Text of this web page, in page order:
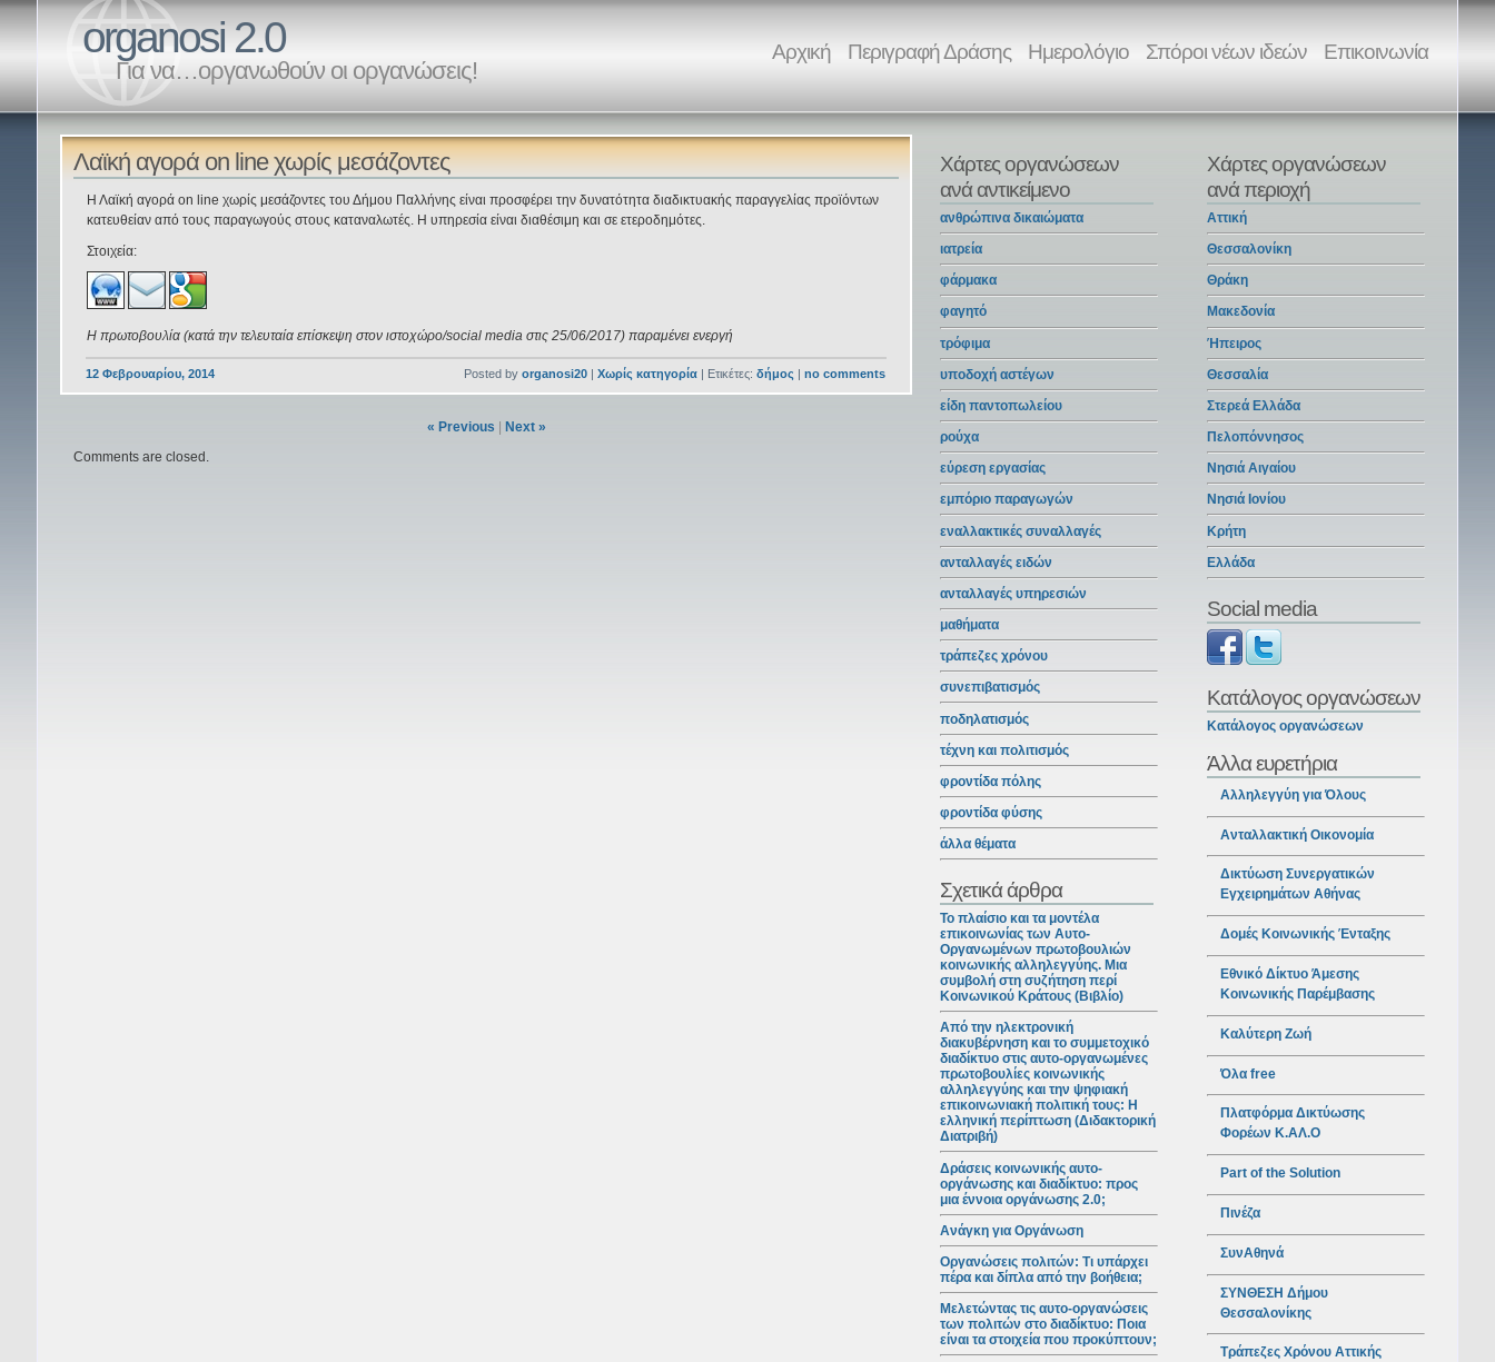
organosi 2.0
Για να…οργανωθούν οι οργανώσεις!
Αρχική Περιγραφή Δράσης Ημερολόγιο Σπόροι νέων ιδεών Επικοινωνία
Λαϊκή αγορά on line χωρίς μεσάζοντες
Η Λαϊκή αγορά on line χωρίς μεσάζοντες του Δήμου Παλλήνης είναι προσφέρει την δυνατότητα διαδικτυακής παραγγελίας προϊόντων
κατευθείαν από τους παραγωγούς στους καταναλωτές. Η υπηρεσία είναι διαθέσιμη και σε ετεροδημότες.
Στοιχεία:
Η πρωτοβουλία (κατά την τελευταία επίσκεψη στον ιστοχώρο/social media στις 25/06/2017) παραμένει ενεργή
12 Φεβρουαρίου, 2014 Posted byorganosi20 |Χωρίς κατηγορία | Ετικέτες:δήμος |no comments
« Previous | Next »
Comments are closed.
Χάρτες οργανώσεων
ανά αντικείμενο
ανθρώπινα δικαιώματα
ιατρεία
φάρμακα
φαγητό
τρόφιμα
υποδοχή αστέγων
είδη παντοπωλείου
ρούχα
εύρεση εργασίας
εμπόριο παραγωγών
εναλλακτικές συναλλαγές
ανταλλαγές ειδών
ανταλλαγές υπηρεσιών
μαθήματα
τράπεζες χρόνου
συνεπιβατισμός
ποδηλατισμός
τέχνη και πολιτισμός
φροντίδα πόλης
φροντίδα φύσης
άλλα θέματα
Σχετικά άρθρα
Το πλαίσιο και τα μοντέλα
επικοινωνίας των Αυτο-
Οργανωμένων πρωτοβουλιών
κοινωνικής αλληλεγγύης. Μια
συμβολή στη συζήτηση περί
Κοινωνικού Κράτους (Βιβλίο)
Από την ηλεκτρονική
διακυβέρνηση και το συμμετοχικό
διαδίκτυο στις αυτο-οργανωμένες
πρωτοβουλίες κοινωνικής
αλληλεγγύης και την ψηφιακή
επικοινωνιακή πολιτική τους: Η
ελληνική περίπτωση (Διδακτορική
Διατριβή)
Δράσεις κοινωνικής αυτο-
οργάνωσης και διαδίκτυο: προς
μια έννοια οργάνωσης 2.0;
Ανάγκη για Οργάνωση
Οργανώσεις πολιτών: Τι υπάρχει
πέρα και δίπλα από την βοήθεια;
Μελετώντας τις αυτο-οργανώσεις
των πολιτών στο διαδίκτυο: Ποια
είναι τα στοιχεία που προκύπτουν;
Χάρτες οργανώσεων
ανά περιοχή
Αττική
Θεσσαλονίκη
Θράκη
Μακεδονία
Ήπειρος
Θεσσαλία
Στερεά Ελλάδα
Πελοπόννησος
Νησιά Αιγαίου
Νησιά Ιονίου
Κρήτη
Ελλάδα
Social media
Κατάλογος οργανώσεων
Κατάλογος οργανώσεων
Άλλα ευρετήρια
Αλληλεγγύη για Όλους
Ανταλλακτική Οικονομία
Δικτύωση Συνεργατικών
Εγχειρημάτων Αθήνας
Δομές Κοινωνικής Ένταξης
Εθνικό Δίκτυο Άμεσης
Κοινωνικής Παρέμβασης
Καλύτερη Ζωή
Όλα free
Πλατφόρμα Δικτύωσης
Φορέων Κ.ΑΛ.Ο
Part of the Solution
Πινέζα
ΣυνΑθηνά
ΣΥΝΘΕΣΗ Δήμου
Θεσσαλονίκης
Τράπεζες Χρόνου Αττικής